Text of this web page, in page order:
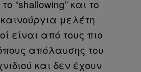
“shallowing” και το
μελέτη
είναι από τους πιο
απόλαυσης του
και δεν έχουν